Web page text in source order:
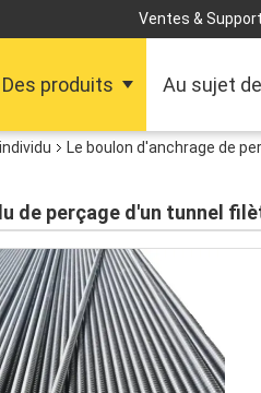
Ventes &
Des produits Au sujet
Le boulon d'anchrage de
de perçage d'un tunnel